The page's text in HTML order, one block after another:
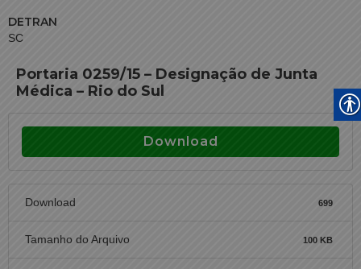
DETRAN
SC
Portaria 0259/15 – Designação de Junta
Médica – Rio do Sul
Download
Download 699
Tamanho do Arquivo 100 KB